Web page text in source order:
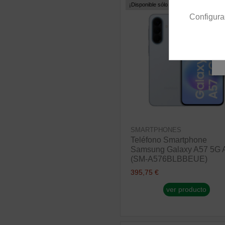
¡Disponible sólo en Internet!
SMARTPHONES
Teléfono Smartphone
Samsung Galaxy A57 5G
(SM-A576BLBBEUE)
395,75 €
ver producto